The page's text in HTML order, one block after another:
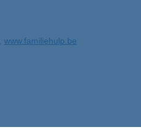
www.familiehulp.be